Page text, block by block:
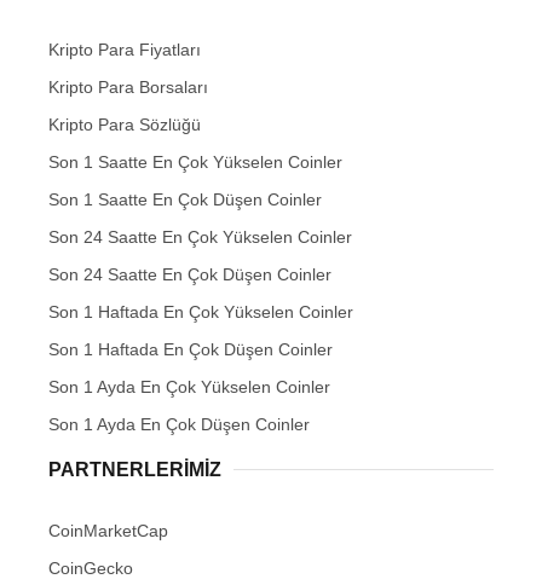
Kripto Para Fiyatları
Kripto Para Borsaları
Kripto Para Sözlüğü
Son 1 Saatte En Çok Yükselen Coinler
Son 1 Saatte En Çok Düşen Coinler
Son 24 Saatte En Çok Yükselen Coinler
Son 24 Saatte En Çok Düşen Coinler
Son 1 Haftada En Çok Yükselen Coinler
Son 1 Haftada En Çok Düşen Coinler
Son 1 Ayda En Çok Yükselen Coinler
Son 1 Ayda En Çok Düşen Coinler
PARTNERLERIMIZ
CoinMarketCap
CoinGecko